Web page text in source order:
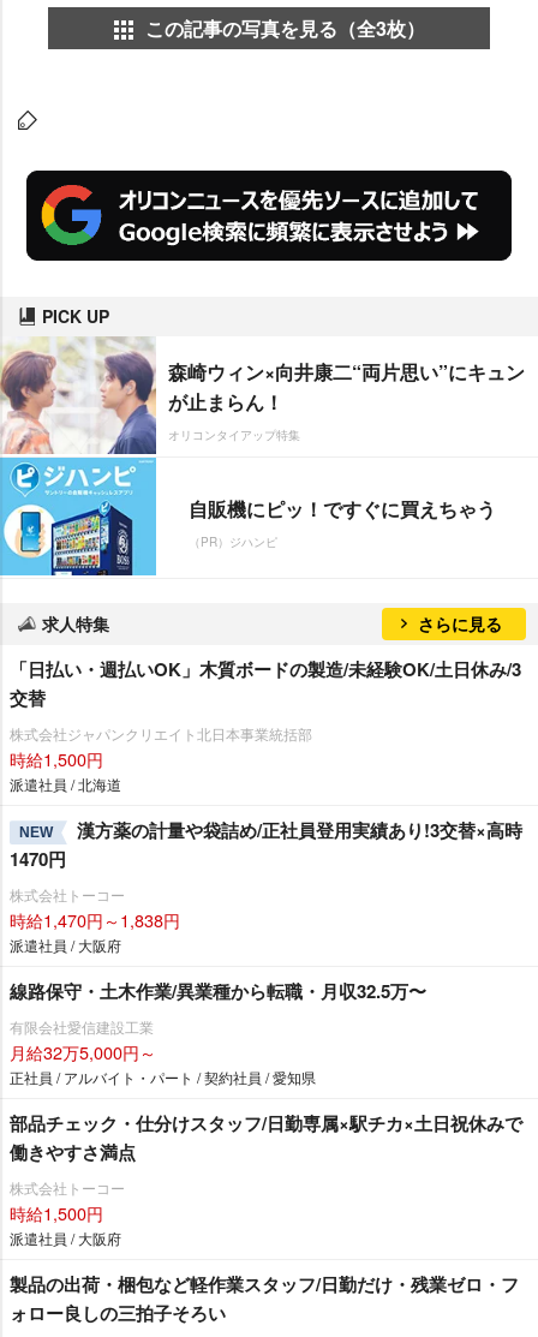
この記事の写真を見る（全3枚）
PICK UP
森崎ウィン×向井康二“両片思い”にキュン
が止まらん！
オリコンタイアップ特集
自販機にピッ！ですぐに買えちゃう
（PR）ジハンピ
求人特集 さらに見る
「日払い・週払いOK」木質ボードの製造/未経験OK/土日休み/3
交替
株式会社ジャパンクリエイト北日本事業統括部
時給1,500円
派遣社員 / 北海道
NEW
漢方薬の計量や袋詰め/正社員登用実績あり!3交替×高時
1470円
株式会社トーコー
時給1,470円～1,838円
派遣社員 / 大阪府
線路保守・土木作業/異業種から転職・月収32.5万〜
有限会社愛信建設工業
月給32万5,000円～
正社員 / アルバイト・パート / 契約社員 / 愛知県
部品チェック・仕分けスタッフ/日勤専属×駅チカ×土日祝休みで
働きやすさ満点
株式会社トーコー
時給1,500円
派遣社員 / 大阪府
製品の出荷・梱包など軽作業スタッフ/日勤だけ・残業ゼロ・フ
ォロー良しの三拍子そろい